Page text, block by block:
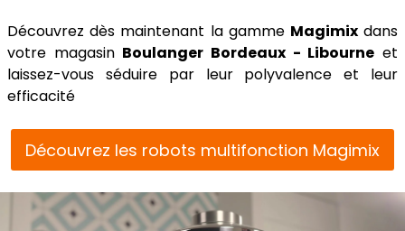
Découvrez dès maintenant la gamme Magimixdans
votre magasin Boulanger Bordeaux - Libourne et
laissez-vous séduire par leur polyvalence et leur
efficacité
Découvrez les robots multifonction Magimix